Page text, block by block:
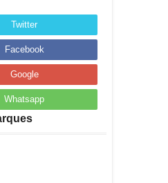
Twitter
Facebook
Google
Whatsapp